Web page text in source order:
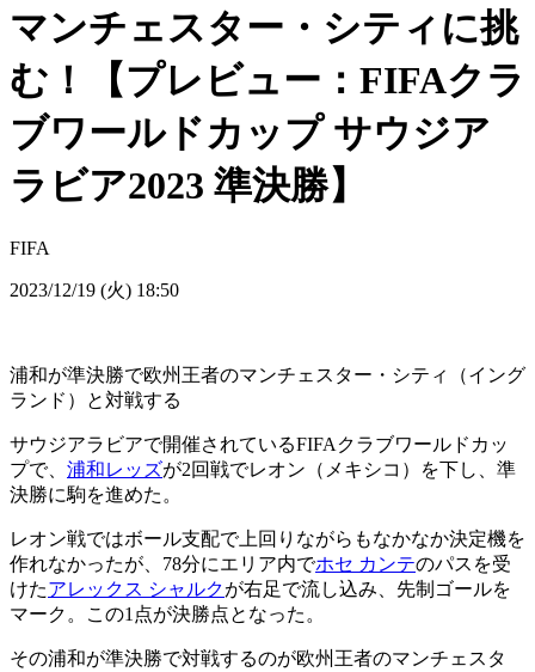
マンチェスター・シティに挑
む！【プレビュー：FIFAクラ
ブワールドカップ サウジア
ラビア2023 準決勝】
FIFA
2023/12/19 (火) 18:50
浦和が準決勝で欧州王者のマンチェスター・シティ（イング
ランド）と対戦する
サウジアラビアで開催されているFIFAクラブワールドカッ
プで、 浦和レッズが2回戦でレオン（メキシコ）を下し、準
決勝に駒を進めた。
レオン戦ではボール支配で上回りながらもなかなか決定機を
作れなかったが、78分にエリア内でホセ カンテのパスを受
けたアレックス シャルクが右足で流し込み、先制ゴールを
マーク。この1点が決勝点となった。
その浦和が準決勝で対戦するのが欧州王者のマンチェスタ